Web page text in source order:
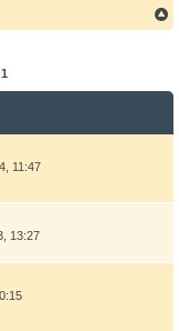
a
1
11:47
13:27